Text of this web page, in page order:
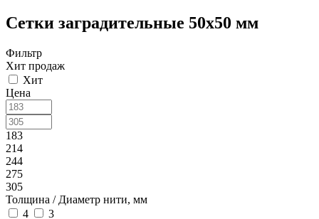
Сетки заградительные 50х50 мм
Фильтр
Хит продаж
Хит
Цена
183
214
244
275
305
Толщина / Диаметр нити, мм
4
3